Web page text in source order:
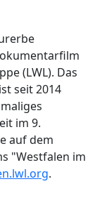
(LWL). Das
seit 2014
im 9.
auf dem
"Westfalen im
.